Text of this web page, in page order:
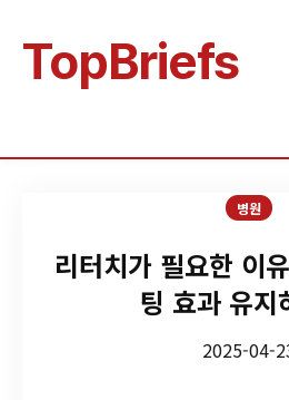
TopBriefs
병원
리터치가 필요한 이
팅 효과 유지
2025-04-